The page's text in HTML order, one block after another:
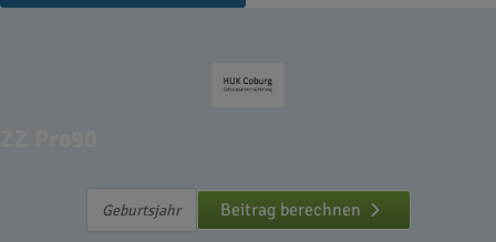
Beitrag berechnen